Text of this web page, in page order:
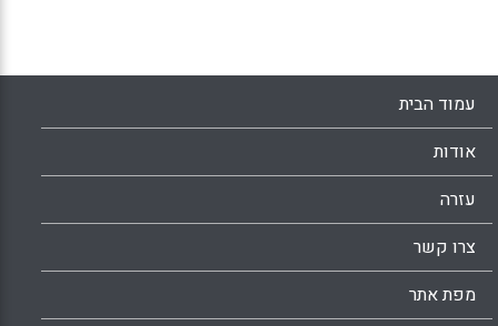
עמוד הבית
אודות
עזרה
צרו קשר
מפת אתר